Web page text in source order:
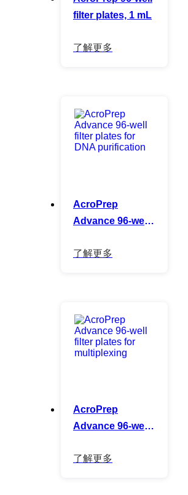
filter plates, 1 mL
AcroPrep
Advance 96-well
DNA purification
AcroPrep
Advance 96-well
multiplexing